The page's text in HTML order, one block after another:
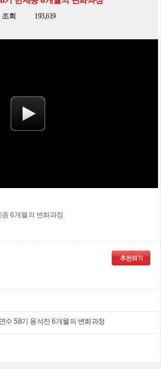
조회 193,619
6개월의 변화과정
수 58기 용석진 6개월의 변화과정